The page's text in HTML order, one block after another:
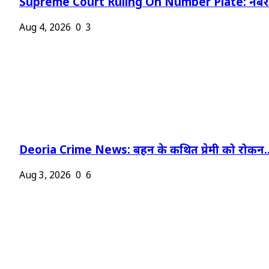
Supreme Court Ruling On Number Plate:
Aug 4, 2026 0 3
Deoria Crime News: बहन के कथित प्रेमी को
Aug 3, 2026 0 6